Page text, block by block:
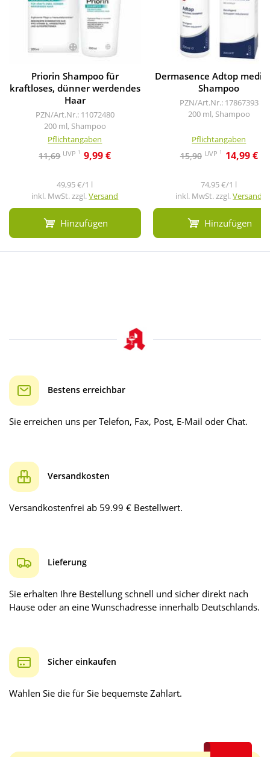
Priorin Shampoo für
kraftloses, dünner werdendes
Haar
PZN/Art.Nr.: 11072480
200 ml, Shampoo
Pflichtangaben
11,69 UVP 1 9,99 €
49,95 €/1 l
inkl. MwSt. zzgl.Versand
Hinzufügen
Dermasence Adtop
Shampoo
PZN/Art.Nr.: 17867393
200 ml, Shampoo
Pflichtangaben
15,90 UVP 1 14,99 €
74,95 €/1 l
inkl. MwSt. zzgl.Versand
Hinzufügen
Bestens erreichbar
Sie erreichen uns per Telefon, Fax, Post, E-Mail oder Chat.
Versandkosten
Versandkostenfrei ab 59.99 € Bestellwert.
Lieferung
Sie erhalten Ihre Bestellung schnell und sicher direkt nach
Hause oder an eine Wunschadresse innerhalb Deutschlands.
Sicher einkaufen
Wählen Sie die für Sie bequemste Zahlart.